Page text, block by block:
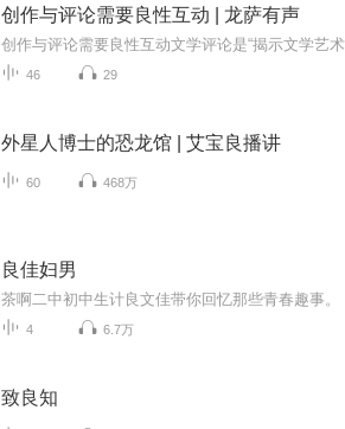
创作与评论需要良性互动 | 龙萨有声
46 29
外星人博士的恐龙馆 | 艾宝良播讲
60 468万
良佳妇男
茶啊二中初中生计良文佳带你回忆那些青春趣事。
4 6.7万
致良知